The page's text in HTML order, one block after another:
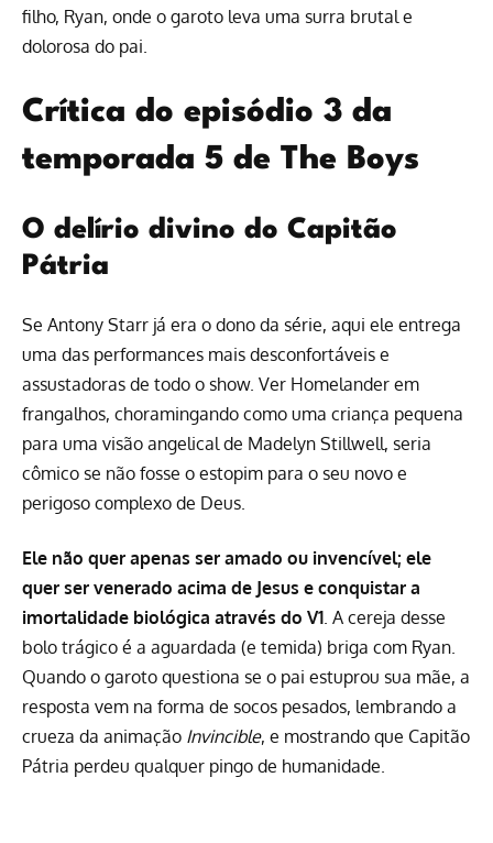
filho, Ryan, onde o garoto leva uma surra brutal e
dolorosa do pai.
Crítica do episódio 3 da
temporada 5 de The Boys
O delírio divino do Capitão
Pátria
Se Antony Starr já era o dono da série, aqui ele entrega
uma das performances mais desconfortáveis e
assustadoras de todo o show. Ver Homelander em
frangalhos, choramingando como uma criança pequena
para uma visão angelical de Madelyn Stillwell, seria
cômico se não fosse o estopim para o seu novo e
perigoso complexo de Deus.
Ele não quer apenas ser amado ou invencível; ele
quer ser venerado acima de Jesus e conquistar a
imortalidade biológica através do V1 . A cereja desse
bolo trágico é a aguardada (e temida) briga com Ryan.
Quando o garoto questiona se o pai estuprou sua mãe, a
resposta vem na forma de socos pesados, lembrando a
crueza da animação Invincible, e mostrando que Capitão
Pátria perdeu qualquer pingo de humanidade.